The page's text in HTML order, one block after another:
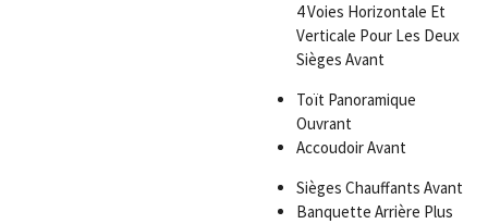
4 Voies Horizontale Et
Verticale Pour Les Deux
Sièges Avant
Toït Panoramique
Ouvrant
Accoudoir Avant
Sièges Chauffants Avant
Banquette Arrière Plus